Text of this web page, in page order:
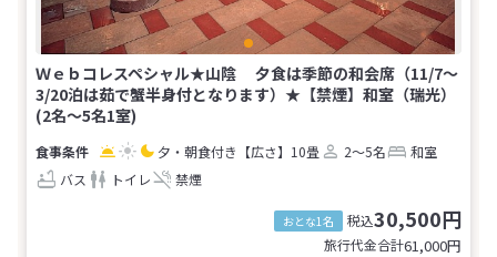
Ｗｅｂコレスペシャル★山陰 夕食は季節の和会席（11/7～
3/20泊は茹で蟹半身付となります）★【禁煙】和室（瑞光）
(2名～5名1室)
夕・朝食付き 【広さ】10畳 2～5名
和室
バス
トイレ 禁煙
おとな1名 税込30,500円
旅行代金合計61,000円